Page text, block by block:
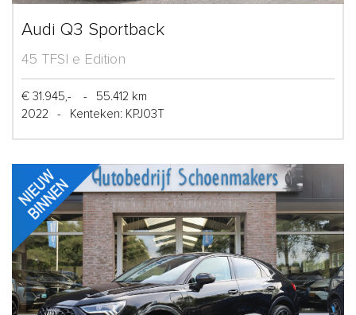
Audi Q3 Sportback
45 TFSI e Edition
€ 31.945,- -
55.412 km
2022
- Kenteken: KPJ03T